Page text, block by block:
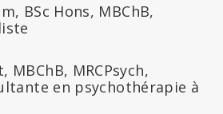
BSc Hons, MBChB,
MBChB, MRCPsych,
en psychothérapie à